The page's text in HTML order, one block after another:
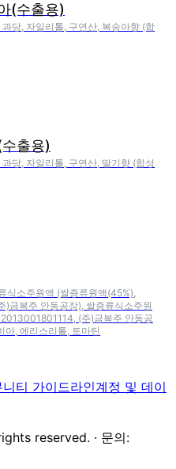
(수출용)
당, 자일리톨, 구연산, 복숭아향 (합
출용)
당, 자일리톨, 구연산, 딸기향 (합성
식소주원액 (쌀증류원액(45%),
)금복주 안동공장), 쌀증류식소주원
(주)금복주 안동공
아, 에리스리톨, 토마틴
니티 가이드라인계정 및 데이
reserved. · 문의: